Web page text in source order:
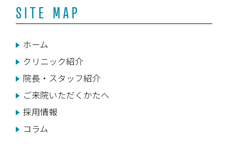
SITE MAP
ホーム
クリニック紹介
院長・スタッフ紹介
ご来院いただくかたへ
採用情報
コラム